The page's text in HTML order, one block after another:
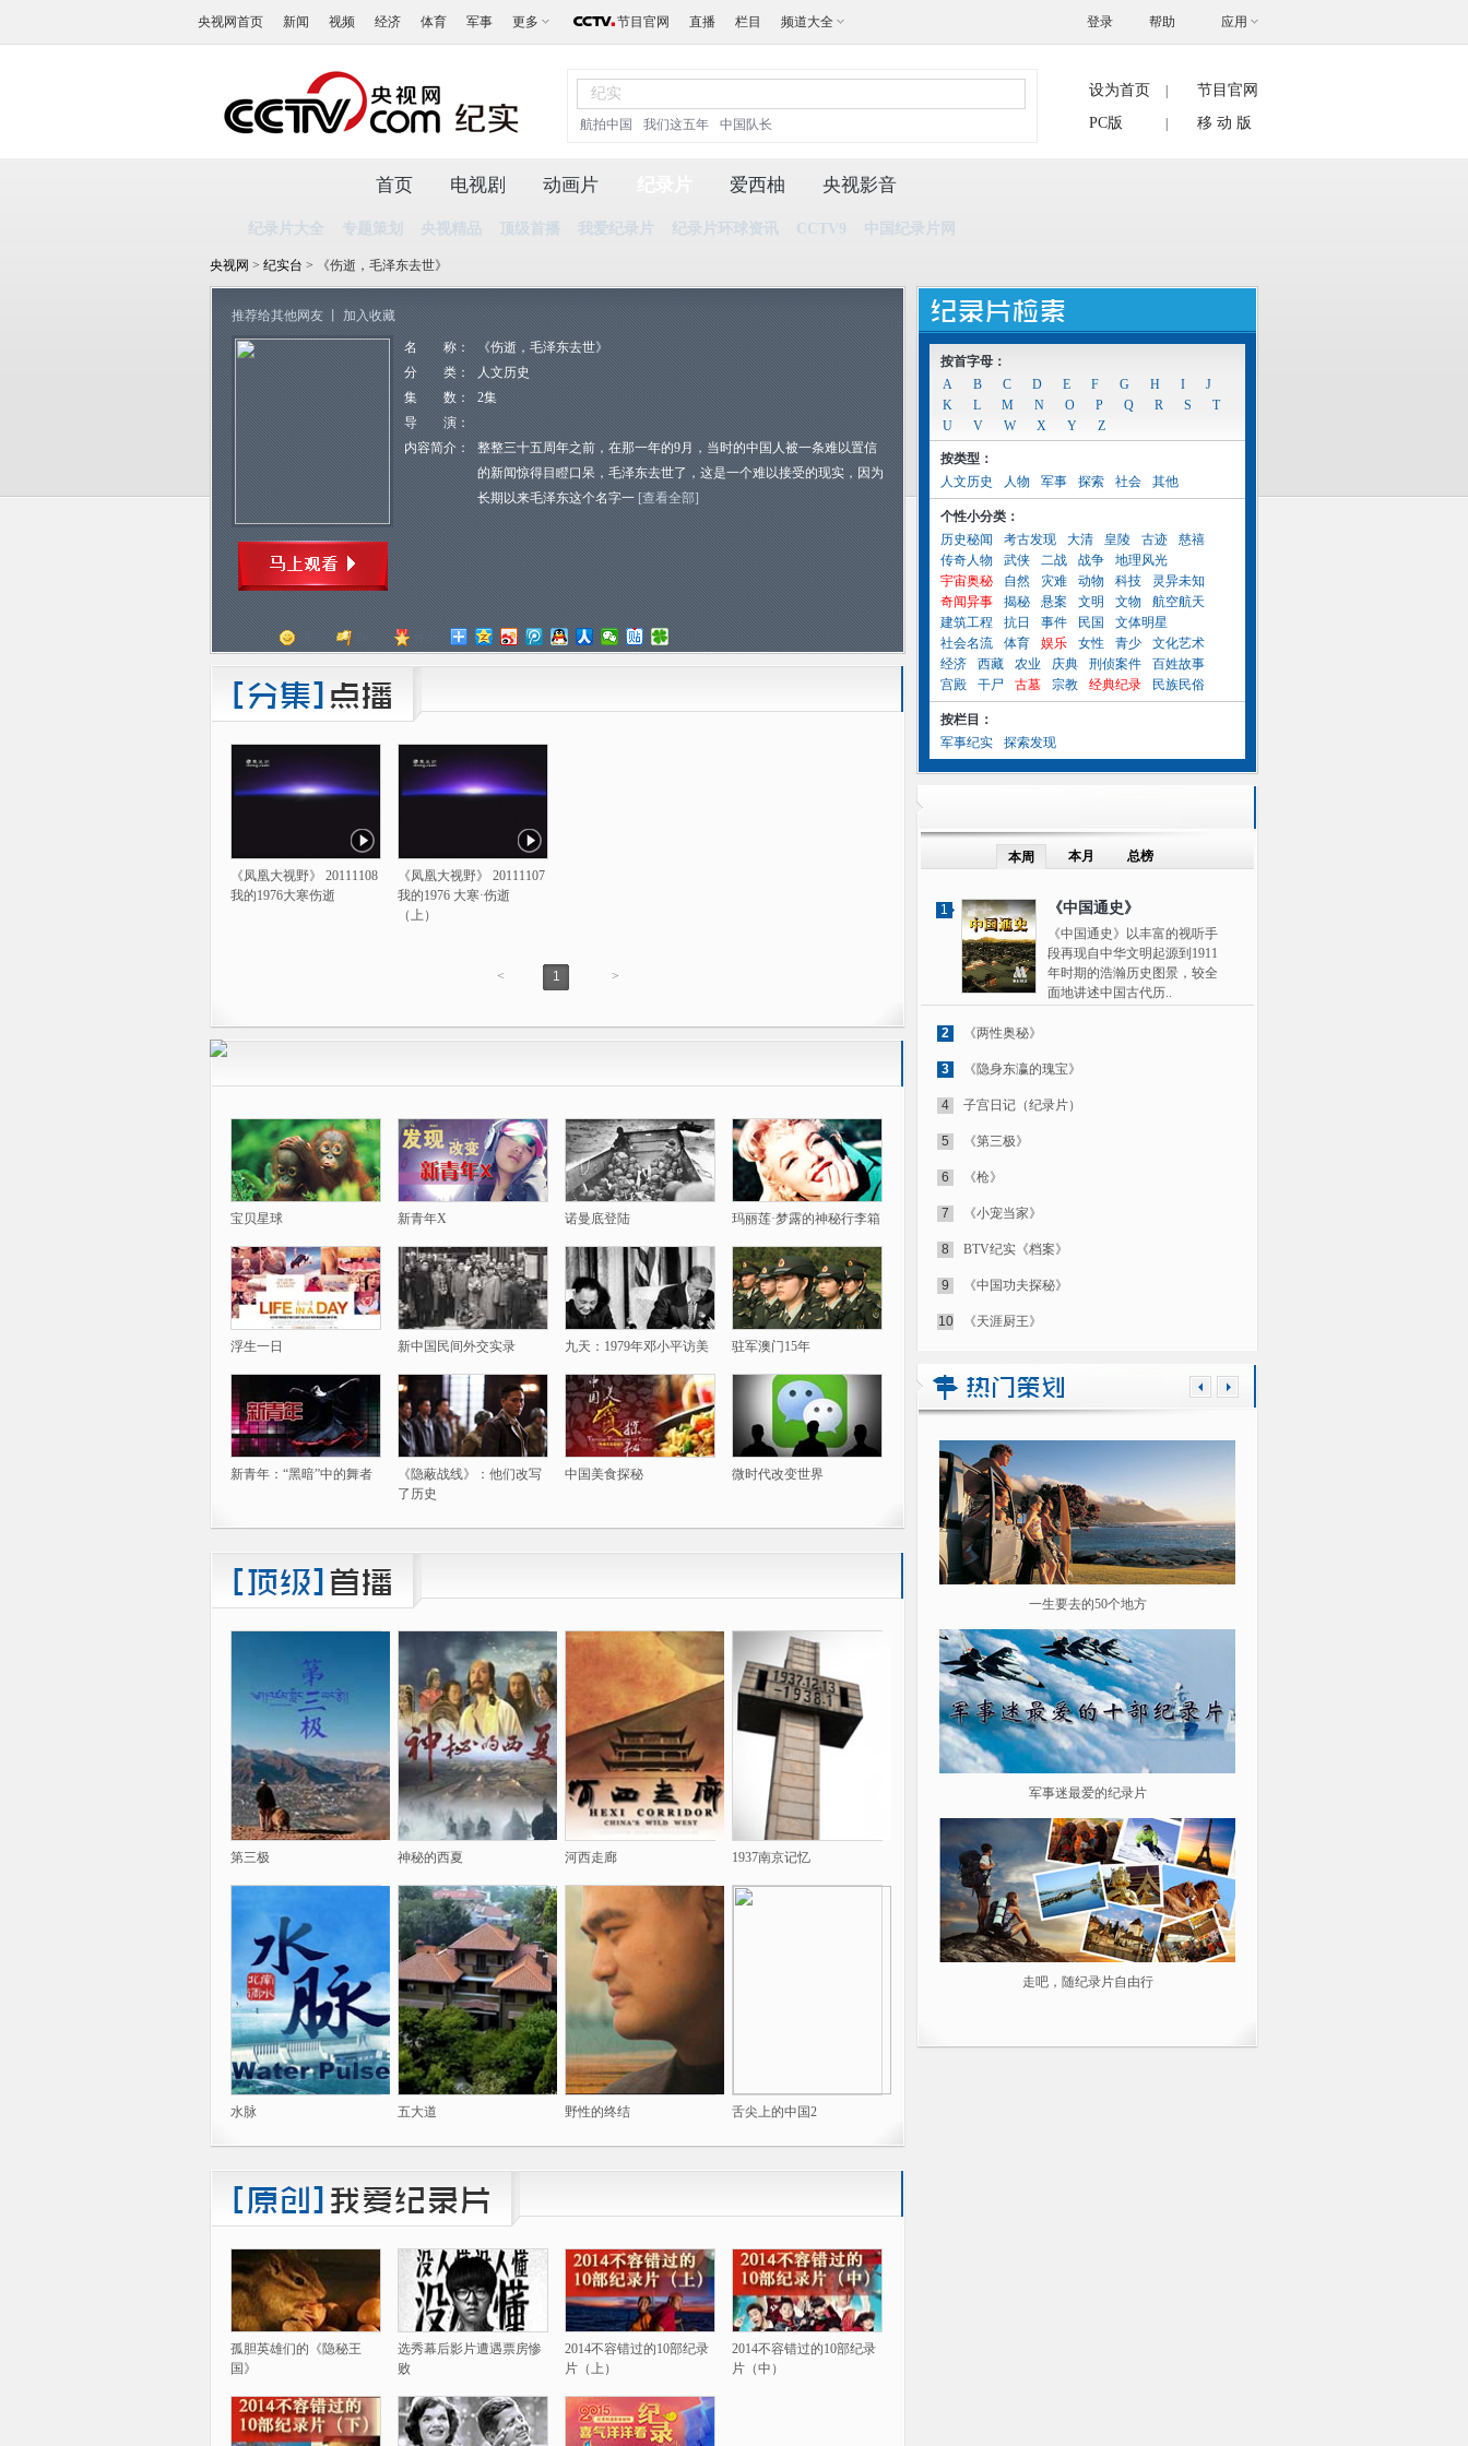
央视网首页 新闻 视频 经济 体育 军事 更多 节目官网 直播 栏目 频道大全 帮助 应用
登录
航拍中国 我们这五年 中国队长
设为首页
节目官网
PC版
移 动 版
首页 电视剧 动画片
纪录片大全 专题策划 央视精品 顶级首播 我爱纪录片 纪录片环球资讯 CCTV9 中国纪录片网
爱西柚 央视影音
央视网 > 纪实台 > 《伤逝，毛泽东去世》
推荐给其他网友 加入收藏
名 称：
《伤逝，毛泽东去世》
分 类：
人文历史
集 数：
2集
导 演：
内容简介：
整整三十五周年之前，在那一年的9月，当时的中国人被一条难以置信
的新闻惊得目瞪口呆，毛泽东去世了，这是一个难以接受的现实，因为
长期以来毛泽东这个名字一 [查看全部]
《凤凰大视野》 20111108
我的1976大寒伤逝
《凤凰大视野》 20111107
我的1976 大寒·伤逝
（上）
< 1 >
宝贝星球 新青年X 诺曼底登陆 玛丽莲·梦露的神秘行李箱
浮生一日 新中国民间外交实录 九天：1979年邓小平访美 驻军澳门15年
新青年：“黑暗”中的舞者
《隐蔽战线》：他们改写
了历史
中国美食探秘 微时代改变世界
第三极 神秘的西夏 河西走廊 1937南京记忆
水脉 五大道 野性的终结 舌尖上的中国2
孤胆英雄们的《隐秘王
国》
选秀幕后影片遭遇票房惨
败
2014不容错过的10部纪录
片（上）
2014不容错过的10部纪录
片（中）
按首字母：
A
B C D E F G H I
J
K
L M N O P Q R S
T
U
V W X Y Z
按类型：
人文历史
人物 军事 探索 社会 其他
个性小分类：
历史秘闻
考古发现 大清 皇陵 古迹
慈禧
传奇人物
武侠 二战 战争
地理风光
宇宙奥秘
自然 灾难 动物 科技
灵异未知
奇闻异事
揭秘 悬案 文明 文物
航空航天
建筑工程
抗日 事件 民国
文体明星
社会名流
体育 娱乐 女性 青少
文化艺术
经济
西藏 农业 庆典 刑侦案件
百姓故事
宫殿
干尸 古墓 宗教 经典纪录 民族民俗
按栏目：
军事纪实
探索发现
本周 本月 总榜
1 《中国通史》
《中国通史》以丰富的视听手
段再现自中华文明起源到1911
年时期的浩瀚历史图景，较全
面地讲述中国古代历..
2 《两性奥秘》
3 《隐身东瀛的瑰宝》
4 子宫日记（纪录片）
5 《第三极》
6 《枪》
7 《小宠当家》
8 BTV纪实《档案》
9 《中国功夫探秘》
10 《天涯厨王》
一生要去的50个地方
军事迷最爱的纪录片
走吧，随纪录片自由行